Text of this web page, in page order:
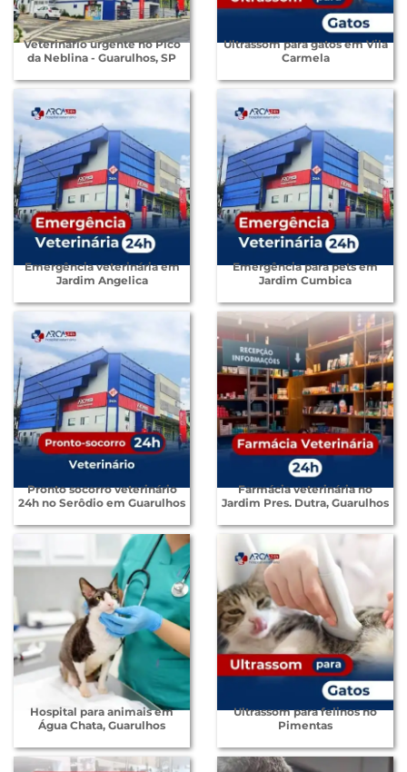
Veterinário urgente no Pico
da Neblina - Guarulhos, SP
Ultrassom para gatos em Vila
Carmela
Emergência veterinária em
Jardim Angelica
Emergência para pets em
Jardim Cumbica
Pronto socorro veterinário
24h no Serôdio em Guarulhos
Farmácia veterinária no
Jardim Pres. Dutra, Guarulhos
Hospital para animais em
Água Chata, Guarulhos
Ultrassom para felinos no
Pimentas